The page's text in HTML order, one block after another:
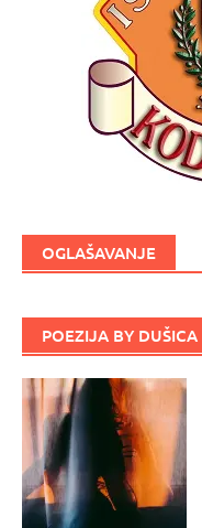
OGLAŠAVANJE
POEZIJA BY DUŠICA